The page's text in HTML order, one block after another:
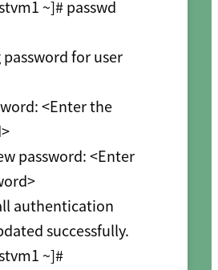
~]# passwd
password for user
<Enter the
password: <Enter
authentication
successfully.
~]#